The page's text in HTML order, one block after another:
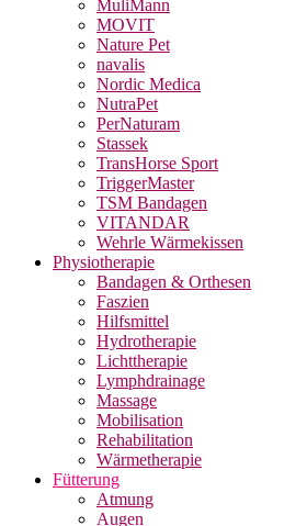
MuliMann
MOVIT
Nature Pet
navalis
Nordic Medica
NutraPet
PerNaturam
Stassek
TransHorse Sport
TriggerMaster
TSM Bandagen
VITANDAR
Wehrle Wärmekissen
Physiotherapie
Bandagen & Orthesen
Faszien
Hilfsmittel
Hydrotherapie
Lichttherapie
Lymphdrainage
Massage
Mobilisation
Rehabilitation
Wärmetherapie
Fütterung
Atmung
Augen